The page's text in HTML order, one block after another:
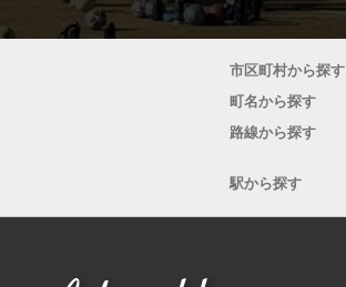
市区町村から探す
町名から探す
路線から探す
駅から探す